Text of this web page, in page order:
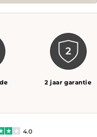
2 jaar garantie
4.0